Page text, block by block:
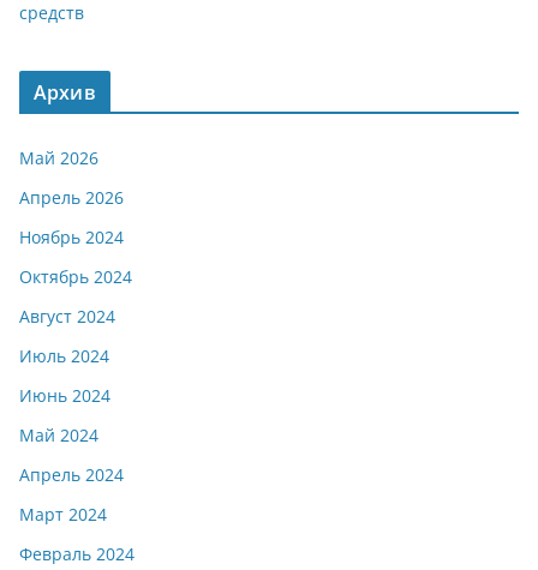
средств
Архив
Май 2026
Апрель 2026
Ноябрь 2024
Октябрь 2024
Август 2024
Июль 2024
Июнь 2024
Май 2024
Апрель 2024
Март 2024
Февраль 2024